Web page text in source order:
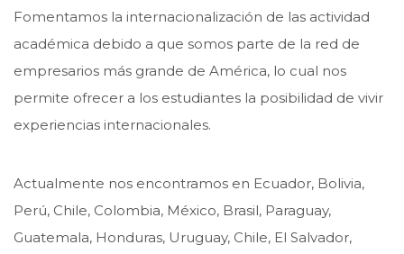
Fomentamos la internacionalización de las actividad
académica debido a que somos parte de la red de
empresarios más grande de América, lo cual nos
permite ofrecer a los estudiantes la posibilidad de vivir
experiencias internacionales.
Actualmente nos encontramos en Ecuador, Bolivia,
Perú, Chile, Colombia, México, Brasil, Paraguay,
Guatemala, Honduras, Uruguay, Chile, El Salvador,